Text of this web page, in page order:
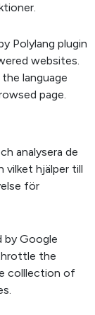
Polylang plugin
websites.
language
page.
analysera de
vilket hjälper till
för
by Google
the
colllection of